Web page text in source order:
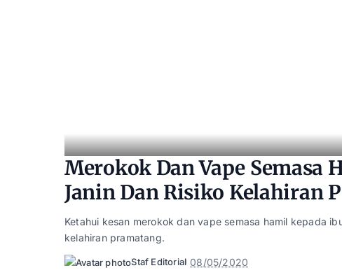
Merokok Dan Vape Semasa
Janin Dan Risiko Kelahiran
Ketahui kesan merokok dan vape semasa hamil kepada
kelahiran pramatang.
Posted
Staf Editorial 08/05/2020